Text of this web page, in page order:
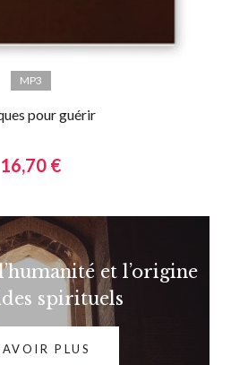
MP3
pour guérir
16,70 €
et l’origine
spirituels
PLUS